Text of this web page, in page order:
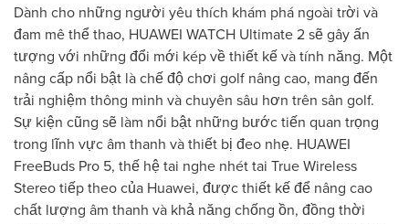
Dành cho những người yêu thích khám phá ngoài trời và
đam mê thể thao, HUAWEI WATCH Ultimate 2 sẽ gây ấn
tượng với những đổi mới kép về thiết kế và tính năng. Một
nâng cấp nổi bật là chế độ chơi golf nâng cao, mang đến
trải nghiệm thông minh và chuyên sâu hơn trên sân golf.
Sự kiện cũng sẽ làm nổi bật những bước tiến quan trọng
trong lĩnh vực âm thanh và thiết bị đeo nhẹ. HUAWEI
FreeBuds Pro 5, thế hệ tai nghe nhét tai True Wireless
Stereo tiếp theo của Huawei, được thiết kế để nâng cao
chất lượng âm thanh và khả năng chống ồn, đồng thời